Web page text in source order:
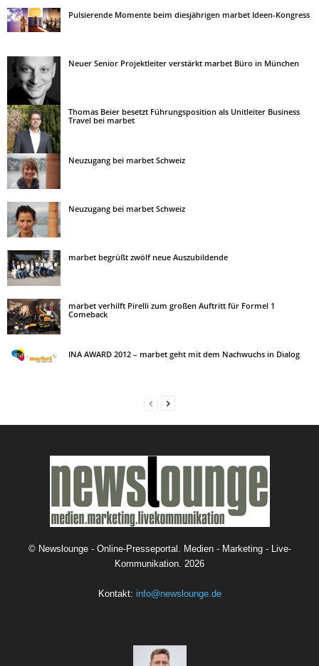
Pulsierende Momente beim diesjährigen marbet Ideen-Kongress
Neuer Senior Projektleiter verstärkt marbet Büro in München
Thomas Beier besetzt Führungsposition als Unitleiter Business
Travel bei marbet
Neuzugang bei marbet Schweiz
Neuzugang bei marbet Schweiz
marbet begrüßt zwölf neue Auszubildende
marbet verhilft Pirelli zum großen Auftritt für Formel 1
Comeback
INA AWARD 2012 – marbet geht mit dem Nachwuchs in Dialog
© Newslounge - Online-Presseportal. Medien - Marketing - Live-
Kommunikation. 2026
Kontakt: info@newslounge.de